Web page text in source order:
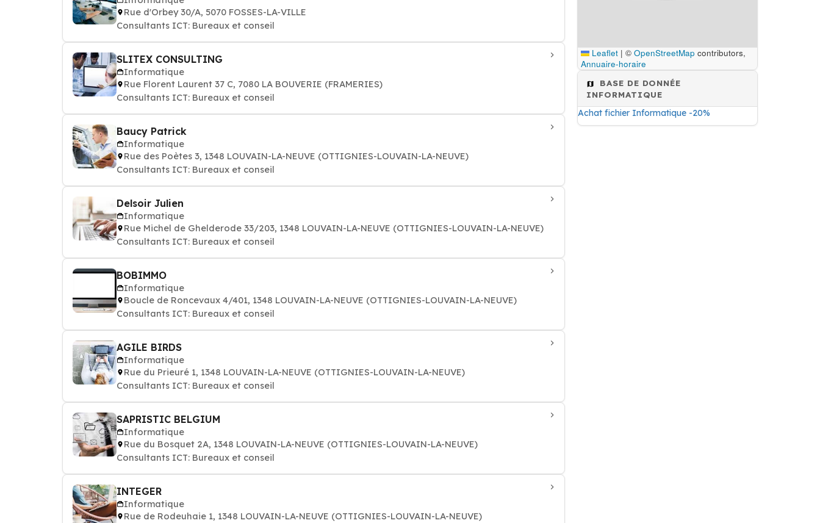
Rue d'Orbey 30/A, 5070 FOSSES-LA-VILLE
Consultants ICT: Bureaux et conseil
SLITEX CONSULTING
Informatique
Rue Florent Laurent 37 C, 7080 LA BOUVERIE (FRAMERIES)
Consultants ICT: Bureaux et conseil
Baucy Patrick
Informatique
Rue des Poètes 3, 1348 LOUVAIN-LA-NEUVE (OTTIGNIES-LOUVAIN-LA-NEUVE)
Consultants ICT: Bureaux et conseil
Delsoir Julien
Informatique
Rue Michel de Ghelderode 33/203, 1348 LOUVAIN-LA-NEUVE (OTTIGNIES-LOUVAIN-LA-NEUVE)
Consultants ICT: Bureaux et conseil
BOBIMMO
Informatique
Boucle de Roncevaux 4/401, 1348 LOUVAIN-LA-NEUVE (OTTIGNIES-LOUVAIN-LA-NEUVE)
Consultants ICT: Bureaux et conseil
AGILE BIRDS
Informatique
Rue du Prieuré 1, 1348 LOUVAIN-LA-NEUVE (OTTIGNIES-LOUVAIN-LA-NEUVE)
Consultants ICT: Bureaux et conseil
SAPRISTIC BELGIUM
Informatique
Rue du Bosquet 2A, 1348 LOUVAIN-LA-NEUVE (OTTIGNIES-LOUVAIN-LA-NEUVE)
Consultants ICT: Bureaux et conseil
INTEGER
Informatique
Rue de Rodeuhaie 1, 1348 LOUVAIN-LA-NEUVE (OTTIGNIES-LOUVAIN-LA-NEUVE)
Leaflet | © OpenStreetMap contributors,
Annuaire-horaire
BASE DE DONNÉE
INFORMATIQUE
Achat fichier Informatique -20%